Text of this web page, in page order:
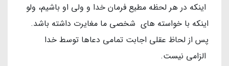
اینکه در هر لحظه مطیع فرمان خدا و ولی او باشیم، ولو
اینکه با خواسته های شخصی ما مغایرت داشته باشد.
پس از لحاظ عقلی اجابت تمامی دعاها توسط خدا
الزامی نیست.